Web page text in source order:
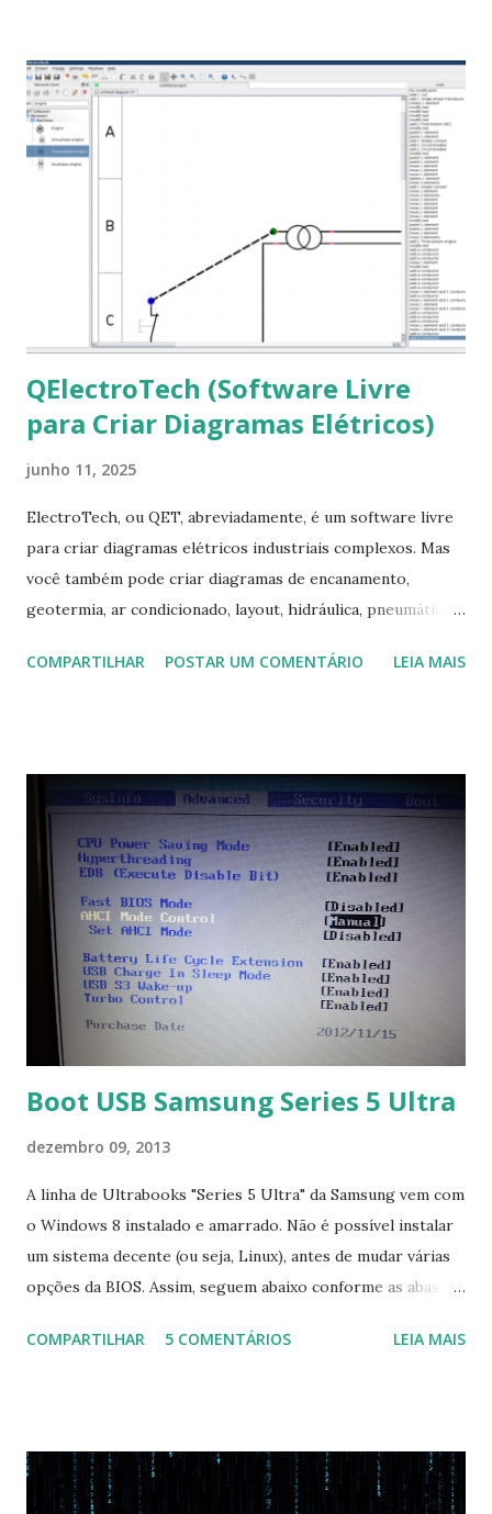
que contém essas fontes. Ao instalar o GNU/Linux abra o
terminal e execute o comando: $ sudo apt-get install ttf-
mscorefonts-installer Leia os termos de uso e avance
clicando em “Ok” Agora aceite os termos de uso clicando
em “Sim” Pronto agora abra o LibreOffice e veja se as
fontes Times New Roman, Arial estão instaladas. Caso
ocorra algum erro ou precisa reinstalar, execute: $ sudo
apt-get install --reinstall ttf-mscorefonts-installer
QElectroTech (Software Livre
para Criar Diagramas Elétricos)
junho 11, 2025
ElectroTech, ou QET, abreviadamente, é um software livre
para criar diagramas elétricos industriais complexos. Mas
você também pode criar diagramas de encanamento,
geotermia, ar condicionado, layout, hidráulica, pneumática,
Na última versão 0.100, a coleção contém mais de 8.000
COMPARTILHAR POSTAR UM COMENTÁRIO LEIA MAIS
Boot USB Samsung Series 5 Ultra
dezembro 09, 2013
A linha de Ultrabooks "Series 5 Ultra" da Samsung vem com
o Windows 8 instalado e amarrado. Não é possível instalar
um sistema decente (ou seja, Linux), antes de mudar várias
opções da BIOS. Assim, seguem abaixo conforme as abas, a
Na inicialização aperte F2 para acessar a BIOS e então faça
com Win, deixe essa opção no Auto ) Set AHCI Mode ->
Disabled USB S3 Wake-up -> Enabled Boot: Secure Boot ->
COMPARTILHAR 5 COMENTÁRIOS LEIA MAIS